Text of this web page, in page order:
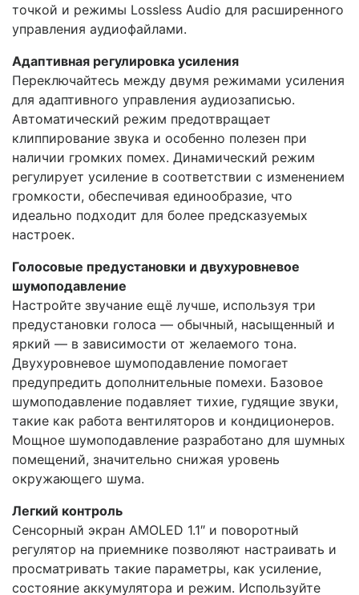
точкой и режимы Lossless Audio для расширенного
управления аудиофайлами.
Адаптивная регулировка усиления
Переключайтесь между двумя режимами усиления
для адаптивного управления аудиозаписью.
Автоматический режим предотвращает
клиппирование звука и особенно полезен при
наличии громких помех. Динамический режим
регулирует усиление в соответствии с изменением
громкости, обеспечивая единообразие, что
идеально подходит для более предсказуемых
настроек.
Голосовые предустановки и двухуровневое
шумоподавление
Настройте звучание ещё лучше, используя три
предустановки голоса — обычный, насыщенный и
яркий — в зависимости от желаемого тона.
Двухуровневое шумоподавление помогает
предупредить дополнительные помехи. Базовое
шумоподавление подавляет тихие, гудящие звуки,
такие как работа вентиляторов и кондиционеров.
Мощное шумоподавление разработано для шумных
помещений, значительно снижая уровень
окружающего шума.
Легкий контроль
Сенсорный экран AMOLED 1.1″ и поворотный
регулятор на приемнике позволяют настраивать и
просматривать такие параметры, как усиление,
состояние аккумулятора и режим. Используйте